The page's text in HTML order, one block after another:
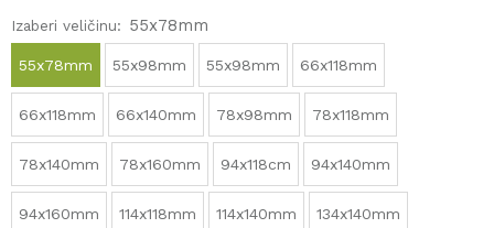
Izaberi veličinu: 55x78mm
55x78mm 55x98mm 55x98mm 66x118mm
66x118mm 66x140mm 78x98mm 78x118mm
78x140mm 78x160mm 94x118cm 94x140mm
94x160mm 114x118mm 114x140mm 134x140mm